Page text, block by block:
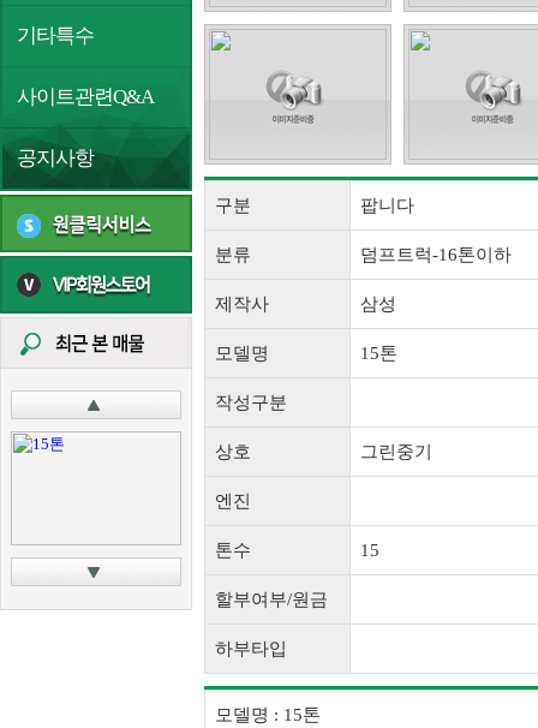
기타특수
사이트관련Q&A
공지사항
구분 팝니다
분류 덤프트럭-16톤이하
제작사 삼성
모델명 15톤
작성구분
상호 그린중기
엔진
톤수 15
할부여부/원금
하부타입
모델명 : 15톤